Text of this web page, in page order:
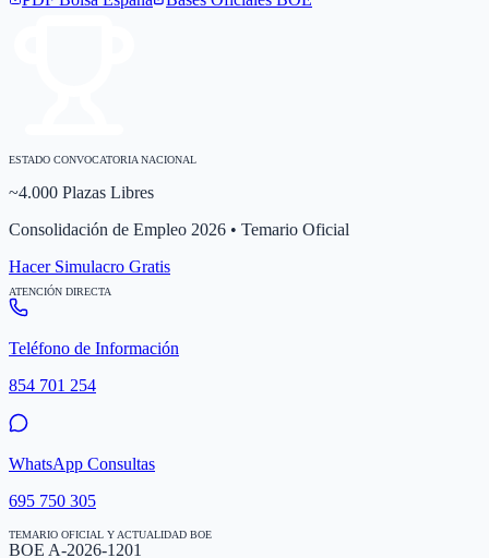
ESTADO CONVOCATORIA NACIONAL
~4.000 Plazas Libres
Consolidación de Empleo 2026 • Temario Oficial
Hacer Simulacro Gratis
ATENCIÓN DIRECTA
Teléfono de Información
854 701 254
WhatsApp Consultas
695 750 305
TEMARIO OFICIAL Y ACTUALIDAD BOE
BOE A-2026-1201